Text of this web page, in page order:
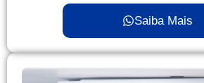
Saiba Mais